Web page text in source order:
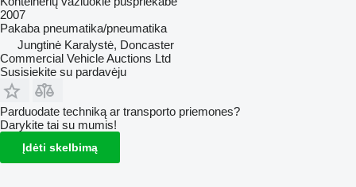
2007
Pakaba pneumatika/pneumatika
Jungtinė Karalystė, Doncaster
Commercial Vehicle Auctions Ltd
Susisiekite su pardavėju
Parduodate techniką ar transporto priemones?
Darykite tai su mumis!
Įdėti skelbimą